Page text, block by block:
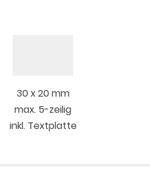
30 x 20 mm
max. 5-zeilig
inkl. Textplatte